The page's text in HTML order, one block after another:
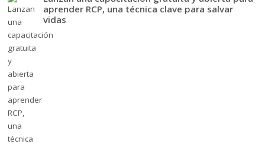
aprender RCP, una técnica clave para salvar
vidas